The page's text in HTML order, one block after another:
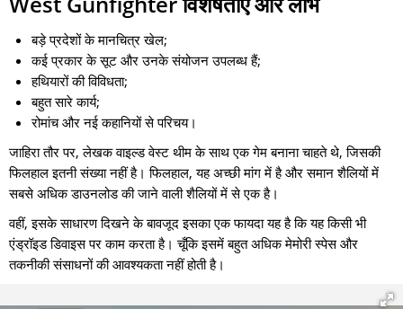
बड़े प्रदेशों के मानचित्र खेल;
कई प्रकार के सूट और उनके संयोजन उपलब्ध हैं;
हथियारों की विविधता;
बहुत सारे कार्य;
रोमांच और नई कहानियों से परिचय।
जाहिरा तौर पर, लेखक वाइल्ड वेस्ट थीम के साथ एक गेम बनाना चाहते थे, जिसकी
फिलहाल इतनी संख्या नहीं है। फिलहाल, यह अच्छी मांग में है और समान शैलियों में
सबसे अधिक डाउनलोड की जाने वाली शैलियों में से एक है।
वहीं, इसके साधारण दिखने के बावजूद इसका एक फायदा यह है कि यह किसी भी
एंड्रॉइड डिवाइस पर काम करता है। चूँकि इसमें बहुत अधिक मेमोरी स्पेस और
तकनीकी संसाधनों की आवश्यकता नहीं होती है।